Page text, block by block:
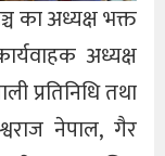
का अध्यक्ष भक्त
अध्यक्ष
प्रतिनिधि तथा
नेपाल, गैर